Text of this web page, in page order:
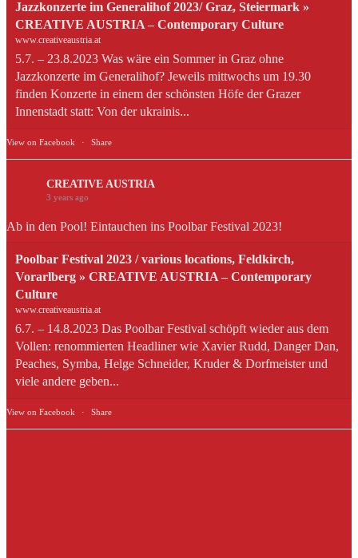
Jazzkonzerte im Generalihof 2023/ Graz, Steiermark »
CREATIVE AUSTRIA – Contemporary Culture
www.creativeaustria.at
5.7. – 23.8.2023 Was wäre ein Sommer in Graz ohne
Jazzkonzerte im Generalihof? Jeweils mittwochs um 19.30
finden Konzerte in einem der schönsten Höfe der Grazer
Innenstadt statt: Von der ukrainis...
View on Facebook · Share
CREATIVE AUSTRIA
3 years ago
Ab in den Pool! Eintauchen ins Poolbar Festival 2023!
Poolbar Festival 2023 / various locations, Feldkirch,
Vorarlberg » CREATIVE AUSTRIA – Contemporary
Culture
www.creativeaustria.at
6.7. – 14.8.2023 Das Poolbar Festival schöpft wieder aus dem
Vollen: renommierten Headliner wie Xavier Rudd, Danger Dan,
Peaches, Symba, Helge Schneider, Kruder & Dorfmeister und
viele andere geben...
View on Facebook · Share